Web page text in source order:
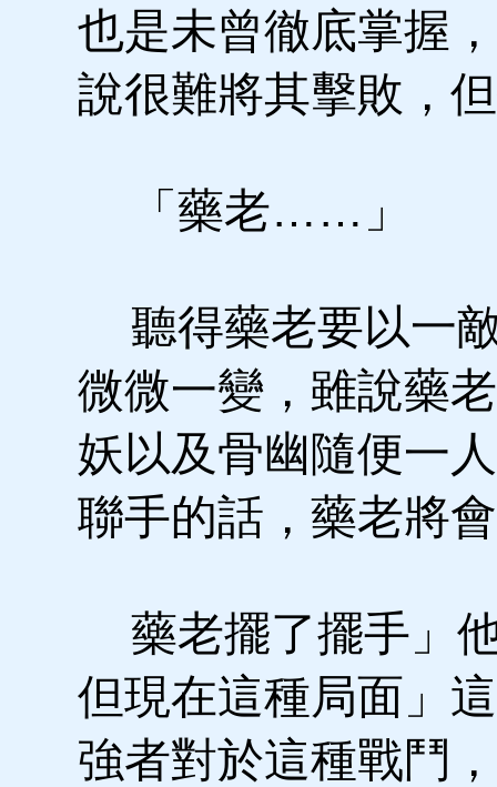
也是未曾徹底掌握
說很難將其擊敗，
「藥老……」
聽得藥老要以一
微微一變，雖說藥
妖以及骨幽隨便一
聯手的話，藥老將
藥老擺了擺手」
但現在這種局面」
強者對於這種戰鬥